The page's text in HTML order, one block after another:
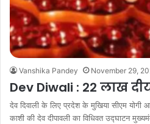
Vanshika Pandey November 29,
Dev Diwali : 22 लाख
देव दिवाली के लिए प्रदेश के मुखिया सीएम योगी
काशी की देव दीपावली का विधिवत उद्घाटन